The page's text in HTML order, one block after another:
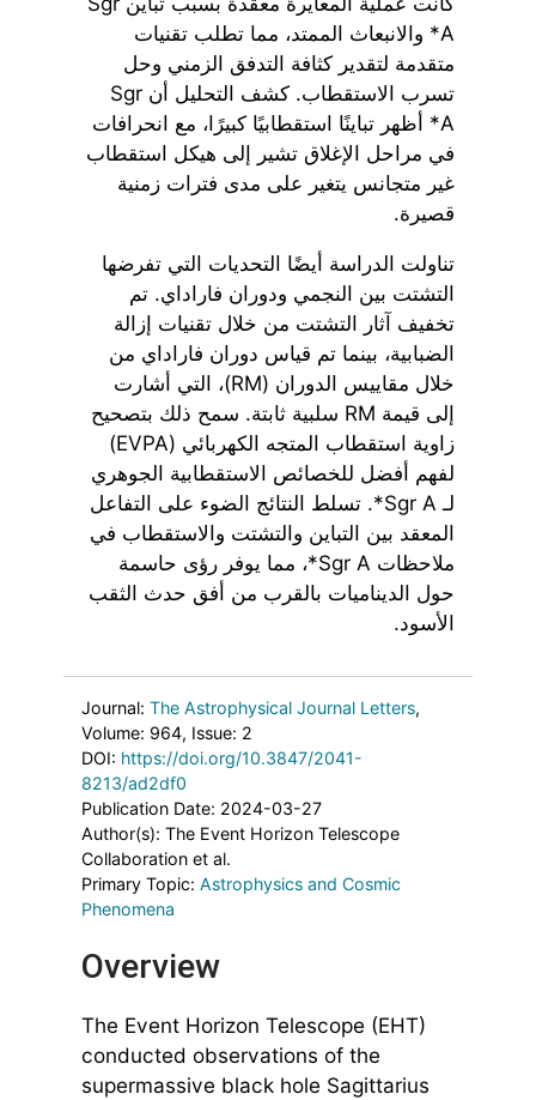
A* والانبعاث الممتد، مما تطلب تقنيات
متقدمة لتقدير كثافة التدفق الزمني وحل
تسرب الاستقطاب. كشف التحليل أن Sgr
A* أظهر تباينًا استقطابيًا كبيرًا، مع انحرافات
في مراحل الإغلاق تشير إلى هيكل استقطاب
غير متجانس يتغير على مدى فترات زمنية
قصيرة.
تناولت الدراسة أيضًا التحديات التي تفرضها
التشتت بين النجمي ودوران فاراداي. تم
تخفيف آثار التشتت من خلال تقنيات إزالة
الضبابية، بينما تم قياس دوران فاراداي من
خلال مقاييس الدوران (RM)، التي أشارت
إلى قيمة RM سلبية ثابتة. سمح ذلك بتصحيح
زاوية استقطاب المتجه الكهربائي (EVPA)
لفهم أفضل للخصائص الاستقطابية الجوهري
لـ Sgr A*. تسلط النتائج الضوء على التفاعل
المعقد بين التباين والتشتت والاستقطاب في
ملاحظات Sgr A*، مما يوفر رؤى حاسمة
حول الديناميات بالقرب من أفق حدث الثقب
الأسود.
Journal: The Astrophysical Journal Letters,
Volume: 964, Issue: 2
DOI: https://doi.org/10.3847/2041-
8213/ad2df0
Publication Date: 2024-03-27
Author(s): The Event Horizon Telescope
Collaboration et al.
Primary Topic: Astrophysics and Cosmic
Phenomena
Overview
The Event Horizon Telescope (EHT)
conducted observations of the
supermassive black hole Sagittarius